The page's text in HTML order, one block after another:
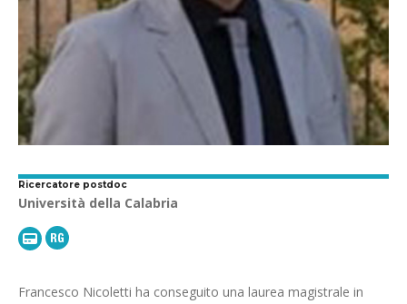
Ricercatore postdoc
Università della Calabria
UniCBResearch
Francesco Nicoletti ha conseguito una laurea magistrale in